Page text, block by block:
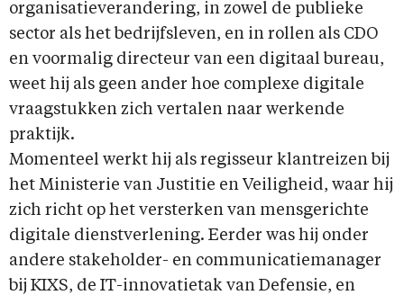
organisatieverandering, in zowel de publieke
sector als het bedrijfsleven, en in rollen als CDO
en voormalig directeur van een digitaal bureau,
weet hij als geen ander hoe complexe digitale
vraagstukken zich vertalen naar werkende
praktijk.
Momenteel werkt hij als regisseur klantreizen bij
het Ministerie van Justitie en Veiligheid, waar hij
zich richt op het versterken van mensgerichte
digitale dienstverlening. Eerder was hij onder
andere stakeholder- en communicatiemanager
bij KIXS, de IT-innovatietak van Defensie, en